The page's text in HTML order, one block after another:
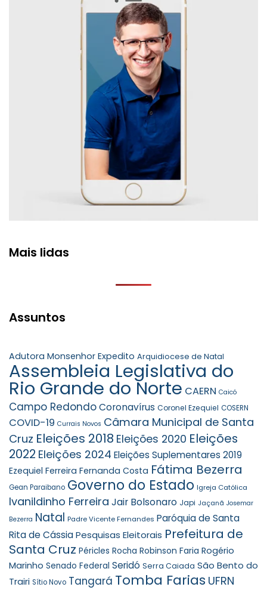
Mais lidas
Assuntos
Adutora Monsenhor Expedito Arquidiocese de Natal
Assembleia Legislativa do
Rio Grande do Norte CAERN Caicó
Campo RedondoCoronavírus Coronel Ezequiel COSERN
COVID-19 Currais Novos Câmara Municipal de Santa
Cruz Eleições 2018 Eleições 2020 Eleições
2022 Eleições 2024 Eleições Suplementares 2019
Ezequiel Ferreira Fernanda Costa Fátima Bezerra
Gean Paraibano Governo do Estado Igreja Católica
Ivanildinho Ferreira Jair Bolsonaro Japi Jaçanã Josemar
Bezerra Natal Padre Vicente Fernandes Paróquia de Santa
Rita de CássiaPesquisas Eleitorais Prefeitura de
Santa Cruz Péricles Rocha Robinson Faria Rogério
Marinho Senado Federal Seridó Serra Caiada São Bento do
Trairi Sítio Novo Tangará Tomba Farias UFRN